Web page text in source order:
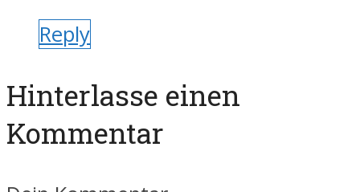
Reply
Hinterlasse einen
Kommentar